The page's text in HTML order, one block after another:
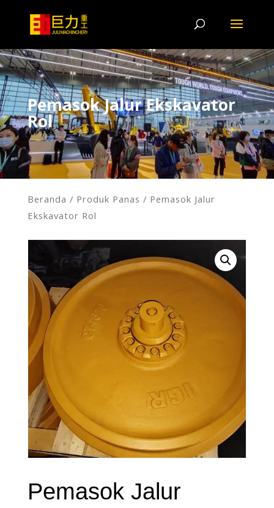
Pemasok Jalur Ekskavator
Rol
Beranda / Produk Panas / Pemasok Jalur
Ekskavator Rol
Pemasok Jalur